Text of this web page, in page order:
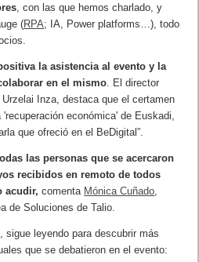
, con las que hemos charlado, y
(RPA; IA, Power platforms…), todo
la asistencia al evento y la
en el mismo . El director
Urzelai Inza, destaca que el certamen
económica' de Euskadi,
que ofreció en el BeDigital”.
las personas que se acercaron
recibidos en remoto de todos
acudir, comenta Mónica Cuñado
de Soluciones de Talio.
leyendo para descubrir más
que se debatieron en el evento: